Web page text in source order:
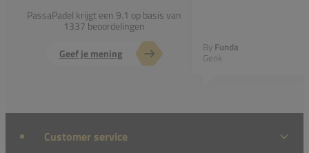
PassaPadel krijgt een 9.1 op basis van
1337 beoordelingen
Geef je mening
By Funda
Genk
Customer service